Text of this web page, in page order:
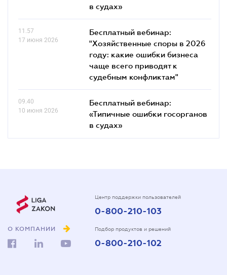
в судах»
11.57
17 июня 2026
Бесплатный вебинар:
"Хозяйственные споры в 2026
году: какие ошибки бизнеса
чаще всего приводят к
судебным конфликтам"
09.40
10 июня 2026
Бесплатный вебинар:
«Типичные ошибки госорганов
в судах»
О КОМПАНИИ
Центр поддержки пользователей
0-800-210-103
Подбор продуктов и решений
0-800-210-102